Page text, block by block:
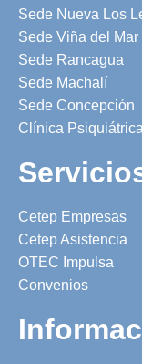
Sede Nueva Los
Sede Viña del Mar
Sede Rancagua
Sede Machalí
Sede Concepción
Clínica
Cetep Empresas
Cetep Asistencia
OTEC Impulsa
Convenios